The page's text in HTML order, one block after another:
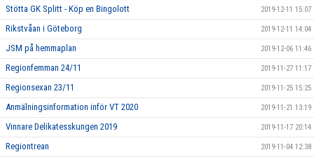
Stötta GK Splitt - Köp en Bingolott 2019-12-11 15:07
Rikstvåan i Göteborg 2019-12-11 14:04
JSM på hemmaplan 2019-12-06 11:46
Regionfemman 24/11 2019-11-27 11:17
Regionsexan 23/11 2019-11-25 15:25
Anmälningsinformation inför VT 2020 2019-11-21 13:19
Vinnare Delikatesskungen 2019 2019-11-17 20:14
Regiontrean 2019-11-04 12:38